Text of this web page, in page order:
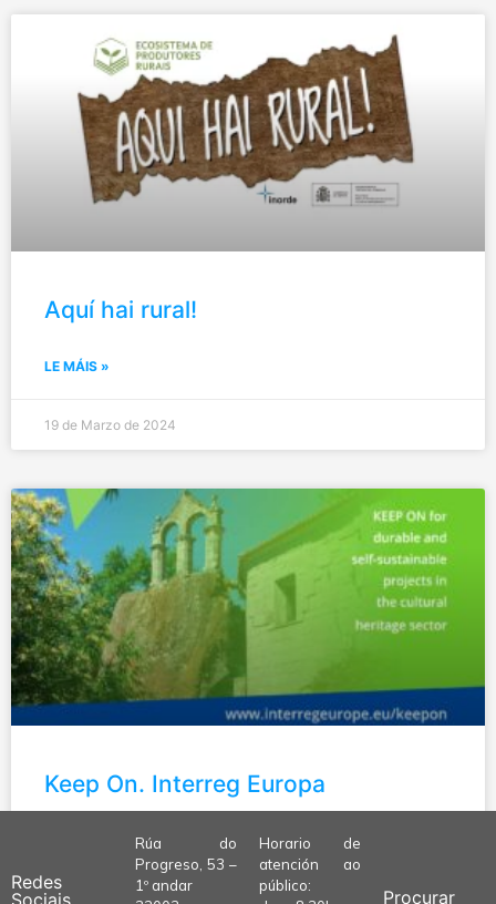
Aquí hai rural!
LE MÁIS »
19 de Marzo de 2024
Keep On. Interreg Europa
24 de Agosto de 2022
Redes
Sociais
Rúa do
Progreso, 53 –
1º andar
Horario de
atención ao
público:
Procurar